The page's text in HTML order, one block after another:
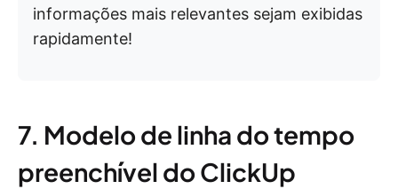
informações mais relevantes sejam exibidas
rapidamente!
7. Modelo de linha do tempo
preenchível do ClickUp